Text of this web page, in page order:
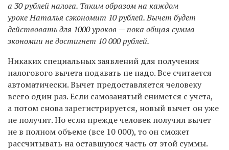
а 30 рублей налога. Таким образом на каждом
уроке Наталья сэкономит 10 рублей. Вычет будет
действовать для 1000 уроков — пока общая сумма
экономии не достигнет 10 000 рублей.
Никаких специальных заявлений для получения
налогового вычета подавать не надо. Все считается
автоматически. Вычет предоставляется человеку
всего один раз. Если самозанятый снимется с учета,
а потом снова зарегистрируется, новый вычет он уже
не получит. Но если прежде человек получил вычет
не в полном объеме (все 10 000), то он сможет
рассчитывать на оставшуюся часть от этой суммы.